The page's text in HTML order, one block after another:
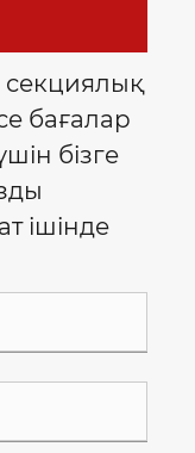
бағалар
бізге
ішінде